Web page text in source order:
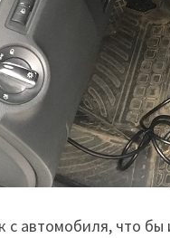
с автомобиля, что